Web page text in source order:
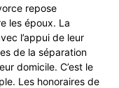
repose
les époux. La
l’appui de leur
de la séparation
domicile. C’est le
Les honoraires de